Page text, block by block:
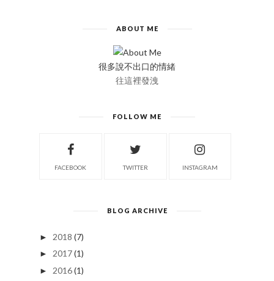
ABOUT ME
很多說不出口的情緒
往這裡發洩
FOLLOW ME
FACEBOOK TWITTER INSTAGRAM
BLOG ARCHIVE
► 2018 (7)
► 2017(1)
► 2016(1)